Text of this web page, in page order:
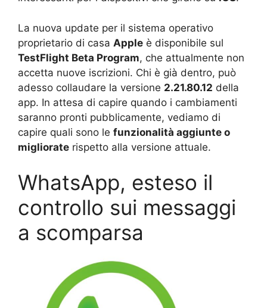
La nuova update per il sistema operativo
proprietario di casa Apple è disponibile sul
TestFlight Beta Program, che attualmente non
accetta nuove iscrizioni. Chi è già dentro, può
adesso collaudare la versione 2.21.80.12 della
app. In attesa di capire quando i cambiamenti
saranno pronti pubblicamente, vediamo di
capire quali sono le funzionalità aggiunte o
migliorate rispetto alla versione attuale.
WhatsApp, esteso il
controllo sui messaggi
a scomparsa